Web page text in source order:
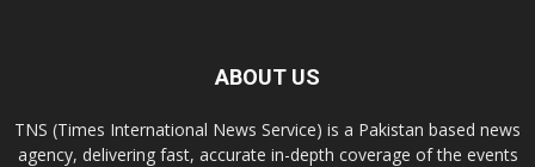
ABOUT US
TNS (Times International News Service) is a Pakistan based news
agency, delivering fast, accurate in-depth coverage of the events